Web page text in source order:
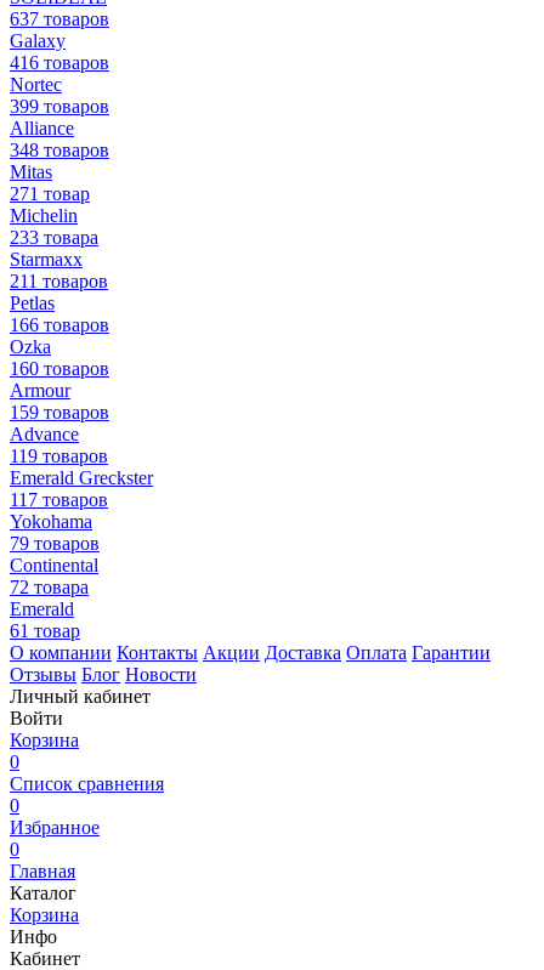
637 товаров
Galaxy
416 товаров
Nortec
399 товаров
Alliance
348 товаров
Mitas
271 товар
Michelin
233 товара
Starmaxx
211 товаров
Petlas
166 товаров
Ozka
160 товаров
Armour
159 товаров
Advance
119 товаров
Emerald Greckster
117 товаров
Yokohama
79 товаров
Continental
72 товара
Emerald
61 товар
О компании Контакты Акции Доставка Оплата Гарантии
Отзывы Блог Новости
Личный кабинет
Войти
Корзина
0
Список сравнения
0
Избранное
0
Главная
Каталог
Корзина
Инфо
Кабинет